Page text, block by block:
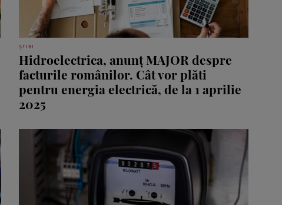
ȘTIRI
Hidroelectrica, anunț MAJOR despre
facturile românilor. Cât vor plăti
pentru energia electrică, de la 1 aprilie
2025